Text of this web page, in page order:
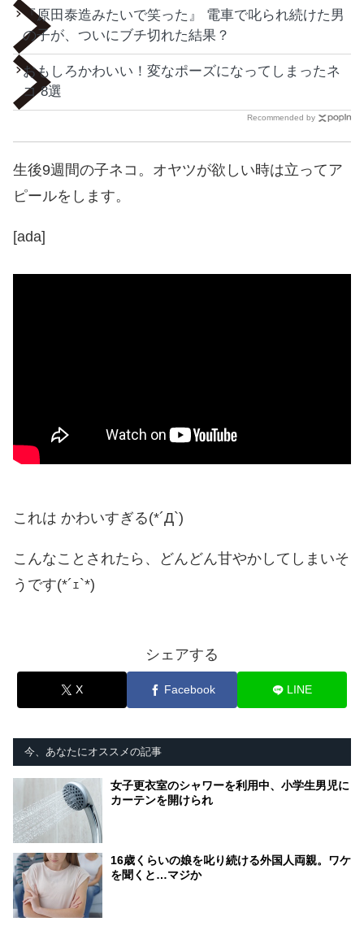
『原田泰造みたいで笑った』 電車で叱られ続けた男
の子が、ついにブチ切れた結果？
おもしろかわいい！変なポーズになってしまったネ
コ 8選
Recommended by
生後9週間の子ネコ。オヤツが欲しい時は立ってア
ピールをします。
[ada]
これは かわいすぎる(*´Д`)
こんなことされたら、どんどん甘やかしてしまいそ
うです(*´ｪ`*)
シェアする
X Facebook LINE
今、あなたにオススメの記事
女子更衣室のシャワーを利用中、小学生男児に
カーテンを開けられ
16歳くらいの娘を叱り続ける外国人両親。ワケ
を聞くと…マジか